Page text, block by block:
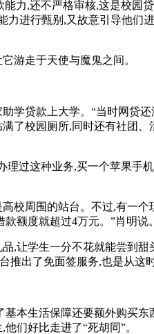
,还不严格审核,这是校园
进行甄别,又故意引导他们
游走于天使与魔鬼之间。
贷款上大学。“当时网贷
了校园厕所,同时还有社团
过这种业务,买一个苹果手
周围的站台。不过,有一个
额度就超过4万元。”肖明说。
学生一分不花就能尝到甜
出了免面签服务,也是从这
生活保障还要额外购买东
们好比走进了“死胡同”。